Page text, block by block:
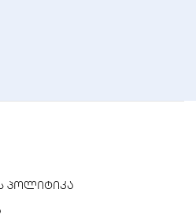
პოლიტიკა